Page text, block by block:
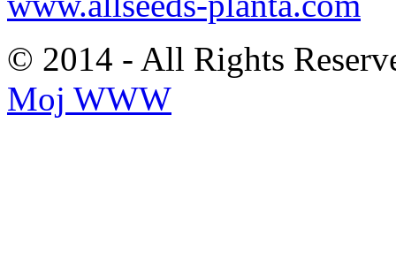
© 2014 - All Rights
Moj WWW